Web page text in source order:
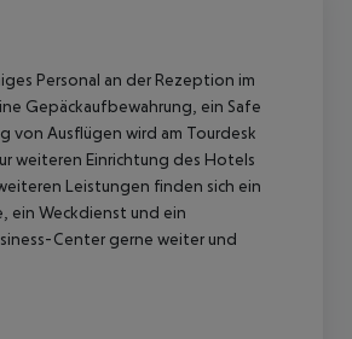
Personal an der Rezeption im
Gepäckaufbewahrung, ein Safe
von Ausflügen wird am Tourdesk
weiteren Einrichtung des Hotels
Leistungen finden sich ein
ein Weckdienst und ein
Center gerne weiter und